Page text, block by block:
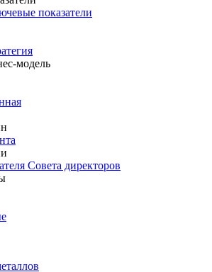
показатели
Совета директоров